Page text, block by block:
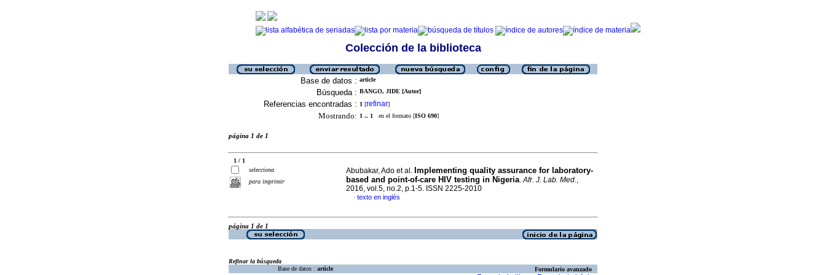
Colección de la biblioteca
Base de datos : article
Búsqueda : BANGO, JIDE [Autor]
Referencias encontradas : 1 [refinar]
Mostrando: 1 .. 1 en el formato [ISO 690]
página 1 de 1
1 / 1
selecciona
para imprimir
Abubakar, Ado et al. Implementing quality assurance for laboratory-
based and point-of-care HIV testing in Nigeria.Afr. J. Lab. Med.,
2016, vol.5, no.2, p.1-5. ISSN 2225-2010
· texto en inglés
página 1 de 1
Refinar la búsqueda
Base de datos : article Formulario avanzado